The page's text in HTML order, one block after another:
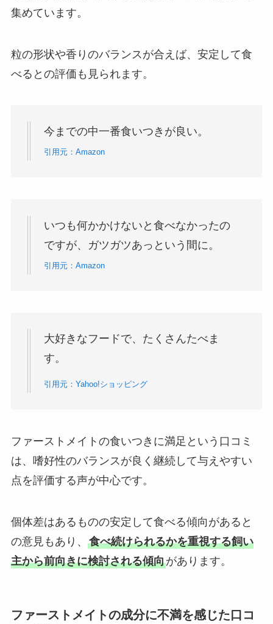
集めています。
粒の形状や香りのバランスが合えば、安定して食
べるとの評価も見られます。
今までの中一番食いつきが良い。
引用元：Amazon
いつも何かかけないと食べなかったの
ですが、ガツガツあっという間に。
引用元：Amazon
大好きなフードで、たくさんたべま
す。
引用元：Yahoo!ショッピング
ファーストメイトの食いつきに満足という口コミ
は、嗜好性のバランスが良く継続して与えやすい
点を評価する声が中心です。
個体差はあるものの安定して食べる傾向があると
の意見もあり、 食べ続けられるかを重視する飼い
主から前向きに検討される傾向があります。
ファーストメイトの成分に不満を感じた口コ